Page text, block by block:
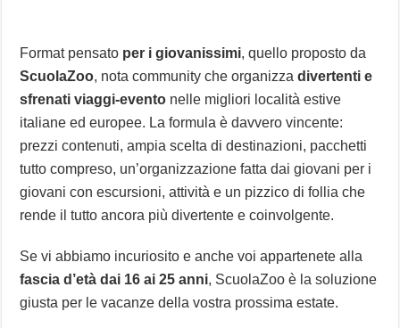
Format pensato per i giovanissimi, quello proposto da
ScuolaZoo, nota community che organizzadivertenti e
sfrenati viaggi-evento nelle migliori località estive
italiane ed europee. La formula è davvero vincente:
prezzi contenuti, ampia scelta di destinazioni, pacchetti
tutto compreso, un’organizzazione fatta dai giovani per i
giovani con escursioni, attività e un pizzico di follia che
rende il tutto ancora più divertente e coinvolgente.
Se vi abbiamo incuriosito e anche voi appartenete alla
fascia d’età dai 16 ai 25 anni, ScuolaZoo è la soluzione
giusta per le vacanze della vostra prossima estate.